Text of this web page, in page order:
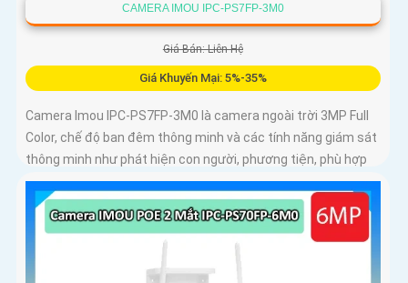
CAMERA IMOU IPC-PS7FP-3M0
Giá Bán: Liên Hệ
Giá Khuyến Mại: 5%-35%
Camera Imou IPC-PS7FP-3M0 là camera ngoài trời 3MP Full
Color, chế độ ban đêm thông minh và các tính năng giám sát
thông minh như phát hiện con người, phương tiện, phù hợp
lắp đặt tại nhà, văn phòng hoặc cửa hàng, bảo vệ an ninh
hiệu quả